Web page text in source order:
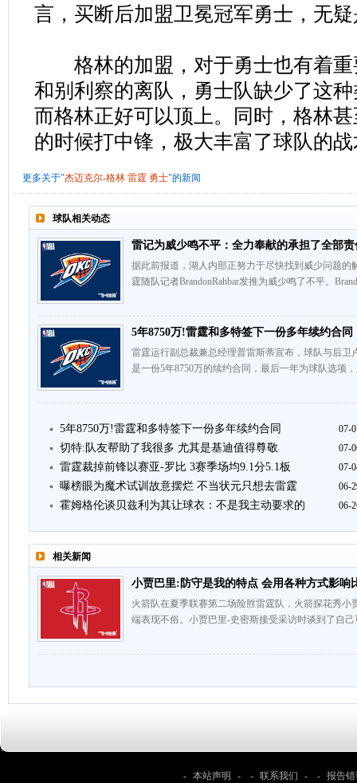
言，买断后加盟卫冕冠军勇士，无
格林的加盟，对于勇士也有着重
和别利察的离队，勇士队缺少了这
而格林正好可以顶上。同时，格林
的时候打中锋，极大丰富了球队的
更多关于"杰迈克尔-格林 雷霆 勇士"的新闻
球队相关动态
雷记为威少鸣不平：全力奉献的承担了全部责
据此前报道，湖人内部正努力于尽快找到威少问题
霆随队记者BrandonRahbar发推为威少鸣了不平。
5年8750万!雷霆和多特签下一份多年续约合同
雷霆运行副总裁兼总经理普雷斯蒂宣布，球队与后
是一份5年8750万的续约合同，最后一年为球队选
5年8750万!雷霆和多特签下一份多年续约合同 07-
切特:队友帮助了我很多 尤其是基迪值得尊敬 07-
雷霆裁掉前锋以赛亚-罗比 3赛季场均9.1分5.1板 07-
曝榜眼为魔术试训故意摆烂 不当状元只想去雷霆 06-
霍姆格伦谈贝兹利为其让球衣：不是我主动要求的 06-
相关新闻
小贾巴里:防守是我的特点 会用各种方式影响
火箭队在夏季联赛第二场险胜雷霆队，火箭探花秀小
端表现不俗。小贾巴里-史密斯接受采访时谈到了自
- 本站声明 - - 联系我们 - - 报告